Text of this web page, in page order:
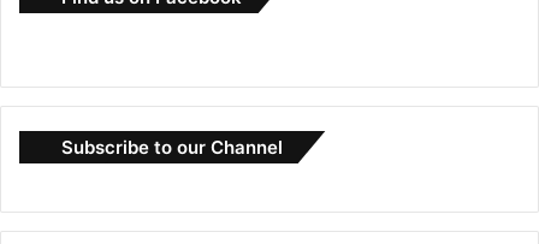
Subscribe to our Channel